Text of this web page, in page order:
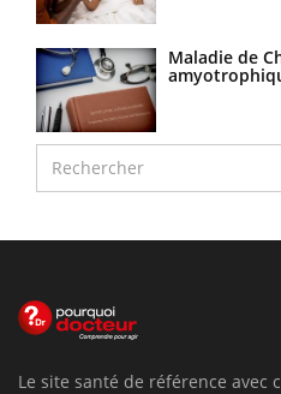
Maladie de
Le site santé de référence